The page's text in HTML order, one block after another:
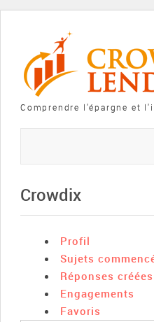
Comprendre l'épargne et
Crowdix
Profil
Sujets
Réponses créées
Engagements
Favoris